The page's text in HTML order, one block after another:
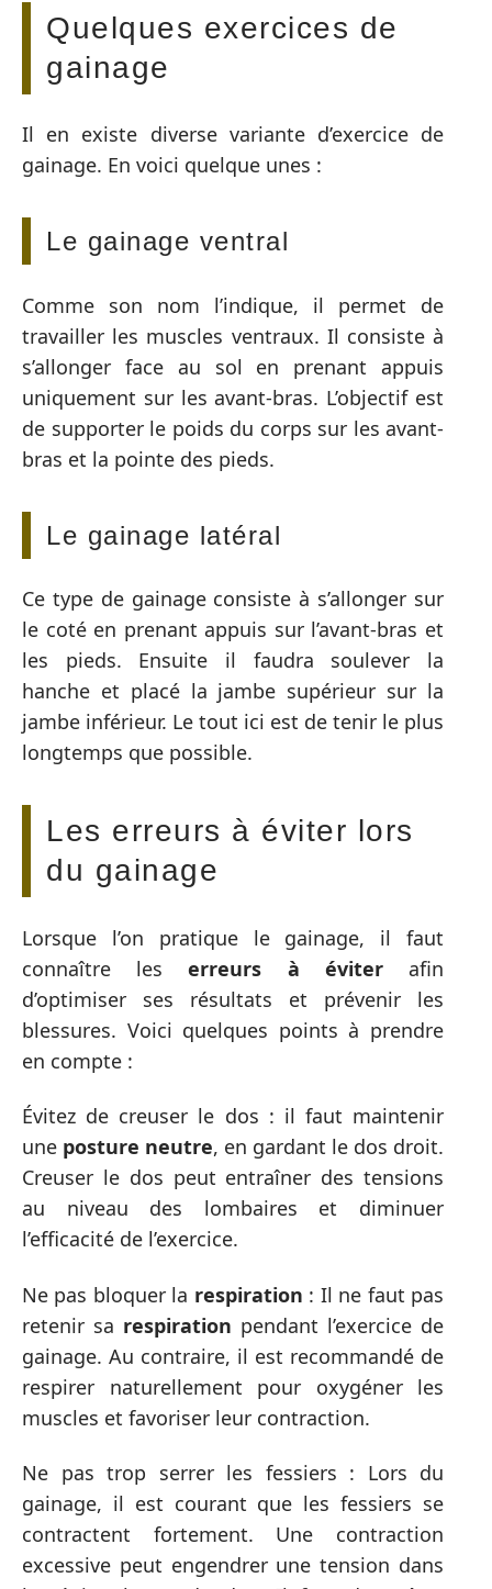
Quelques exercices de
gainage
Il en existe diverse variante d’exercice de
gainage. En voici quelque unes :
Le gainage ventral
Comme son nom l’indique, il permet de
travailler les muscles ventraux. Il consiste à
s’allonger face au sol en prenant appuis
uniquement sur les avant-bras. L’objectif est
de supporter le poids du corps sur les avant-
bras et la pointe des pieds.
Le gainage latéral
Ce type de gainage consiste à s’allonger sur
le coté en prenant appuis sur l’avant-bras et
les pieds. Ensuite il faudra soulever la
hanche et placé la jambe supérieur sur la
jambe inférieur. Le tout ici est de tenir le plus
longtemps que possible.
Les erreurs à éviter lors
du gainage
Lorsque l’on pratique le gainage, il faut
connaître leserreurs à éviterafin
d’optimiser ses résultats et prévenir les
blessures. Voici quelques points à prendre
en compte :
Évitez de creuser le dos : il faut maintenir
une posture neutre, en gardant le dos droit.
Creuser le dos peut entraîner des tensions
au niveau des lombaires et diminuer
l’efficacité de l’exercice.
Ne pas bloquer la respiration : Il ne faut pas
retenir sa respiration pendant l’exercice de
gainage. Au contraire, il est recommandé de
respirer naturellement pour oxygéner les
muscles et favoriser leur contraction.
Ne pas trop serrer les fessiers : Lors du
gainage, il est courant que les fessiers se
contractent fortement. Une contraction
excessive peut engendrer une tension dans